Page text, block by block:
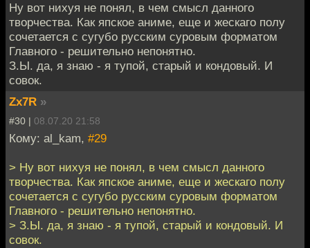
Ну вот нихуя не понял, в чем смысл данного
творчества. Как япское аниме, еще и жескаго полу
сочетается с сугубо русским суровым форматом
Главного - решительно непонятно.
З.Ы. да, я знаю - я тупой, старый и кондовый. И
совок.
Zx7R »
#30 | 08.07.20 21:58
Кому: al_kam, #29
> Ну вот нихуя не понял, в чем смысл данного
творчества. Как япское аниме, еще и жескаго полу
сочетается с сугубо русским суровым форматом
Главного - решительно непонятно.
> З.Ы. да, я знаю - я тупой, старый и кондовый. И
совок.